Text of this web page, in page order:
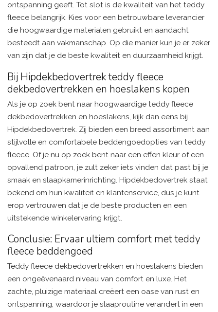
ontspanning geeft. Tot slot is de kwaliteit van het teddy
fleece belangrijk. Kies voor een betrouwbare leverancier
die hoogwaardige materialen gebruikt en aandacht
besteedt aan vakmanschap. Op die manier kun je er zeker
van zijn dat je de beste kwaliteit en duurzaamheid krijgt.
Bij Hipdekbedovertrek teddy fleece
dekbedovertrekken en hoeslakens kopen
Als je op zoek bent naar hoogwaardige teddy fleece
dekbedovertrekken en hoeslakens, kijk dan eens bij
Hipdekbedovertrek. Zij bieden een breed assortiment aan
stijlvolle en comfortabele beddengoedopties van teddy
fleece. Of je nu op zoek bent naar een effen kleur of een
opvallend patroon, je zult zeker iets vinden dat past bij je
smaak en slaapkamerinrichting. Hipdekbedovertrek staat
bekend om hun kwaliteit en klantenservice, dus je kunt
erop vertrouwen dat je de beste producten en een
uitstekende winkelervaring krijgt.
Conclusie: Ervaar ultiem comfort met teddy
fleece beddengoed
Teddy fleece dekbedovertrekken en hoeslakens bieden
een ongeëvenaard niveau van comfort en luxe. Het
zachte, pluizige materiaal creëert een oase van rust en
ontspanning, waardoor je slaaproutine verandert in een